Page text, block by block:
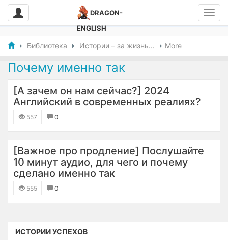
DRAGON-
ENGLISH
Библиотека Истории – за жизнь... More
Почему именно так
[А зачем он нам сейчас?] 2024
Английский в современных реалиях?
557 0
[Важное про продление] Послушайте
10 минут аудио, для чего и почему
сделано именно так
555 0
ИСТОРИИ УСПЕХОВ